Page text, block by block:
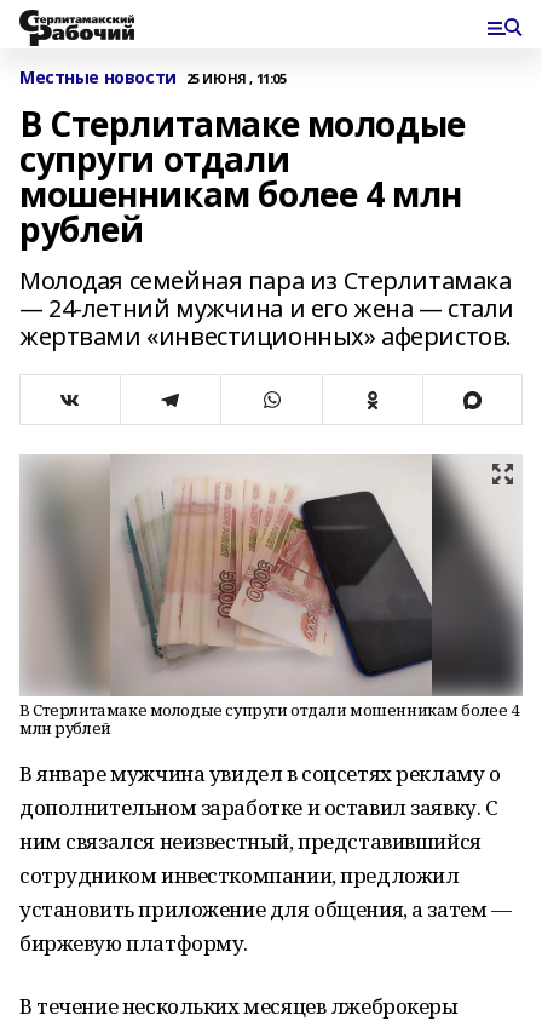
Местные новости 25 ИЮНЯ , 11:05
В Стерлитамаке молодые
супруги отдали
мошенникам более 4 млн
рублей
Молодая семейная пара из Стерлитамака
— 24-летний мужчина и его жена — стали
жертвами «инвестиционных» аферистов.
В Стерлитамаке молодые супруги отдали мошенникам более 4
млн рублей
В январе мужчина увидел в соцсетях рекламу о
дополнительном заработке и оставил заявку. С
ним связался неизвестный, представившийся
сотрудником инвесткомпании, предложил
установить приложение для общения, а затем —
биржевую платформу.
В течение нескольких месяцев лжеброкеры